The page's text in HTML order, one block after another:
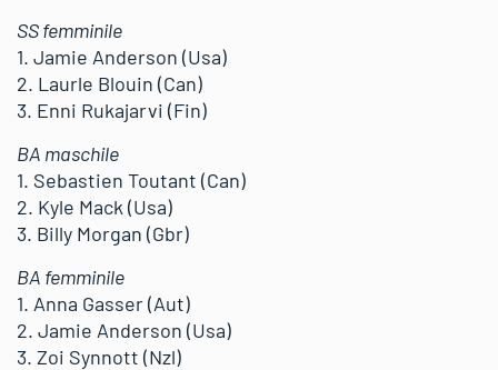
SS femminile
1. Jamie Anderson (Usa)
2. Laurle Blouin (Can)
3. Enni Rukajarvi (Fin)
BA maschile
1. Sebastien Toutant (Can)
2. Kyle Mack (Usa)
3. Billy Morgan (Gbr)
BA femminile
1. Anna Gasser (Aut)
2. Jamie Anderson (Usa)
3. Zoi Synnott (Nzl)